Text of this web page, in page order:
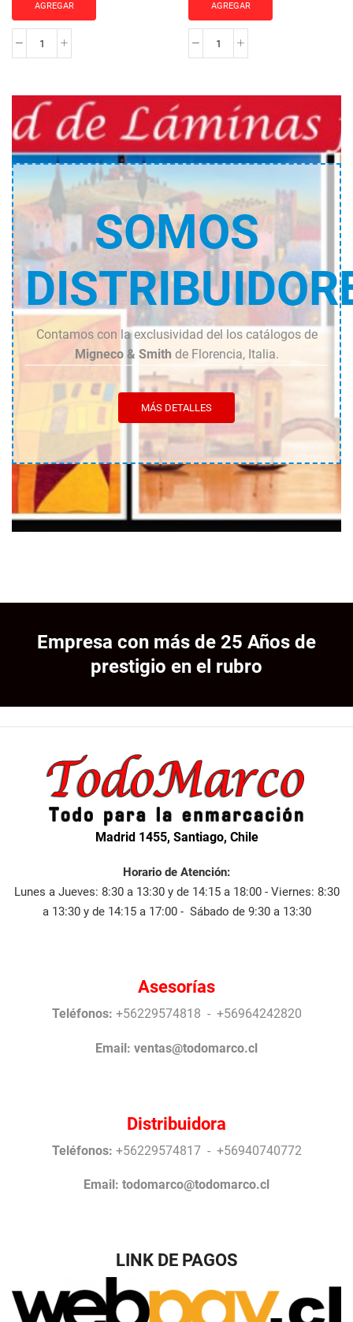
AGREGAR
MOLDURA
cantidad
AGREGAR
MOLDURA
cantidad
SOMOS
Contamos con la exclusividad del los catálogos de
Migneco & Smith de Florencia, Italia.
MÁS DETALLES
Empresa con más de 25 Años de
prestigio en el rubro
Madrid 1455, Santiago, Chile
Horario de Atención:
Lunes a Jueves: 8:30 a 13:30 y de 14:15 a 18:00 - Viernes: 8:30
a 13:30 y de 14:15 a 17:00 - Sábado de 9:30 a 13:30
Asesorías
Teléfonos: +56229574818 - +56964242820
Email: ventas@todomarco.cl
Distribuidora
Teléfonos: +56229574817 - +56940740772
Email: todomarco@todomarco.cl
LINK DE PAGOS